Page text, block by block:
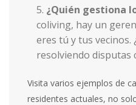
¿Quién gestiona
coliving, hay un
eres tú y tus vecinos.
resolviendo disputas
Visita varios ejemplos de
residentes actuales, no